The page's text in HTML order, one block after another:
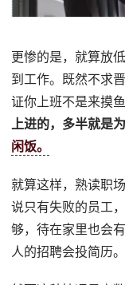
更惨的是，就算放
到工作。既然不求
证你上班不是来摸
上进的，多半就是
闲饭。
就算这样，熟读职
说只有失败的员工
够，待在家里也会
人的招聘会投简历。